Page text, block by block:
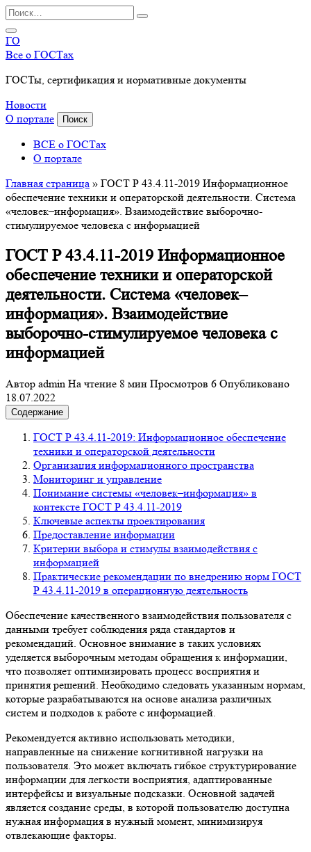
Перейти
к
содержанию
Search
for:
ГО
Все о ГОСТах
ГОСТы, сертификация и нормативные документы
Новости
О портале
Поиск
ВСЕ о ГОСТах
О портале
Главная страница » ГОСТ Р 43.4.11-2019 Информационное
обеспечение техники и операторской деятельности. Система
«человек–информация». Взаимодействие выборочно-
стимулируемое человека с информацией
ГОСТ Р 43.4.11-2019 Информационное
обеспечение техники и операторской
деятельности. Система «человек–
информация». Взаимодействие
выборочно-стимулируемое человека с
информацией
Автор admin На чтение 8 мин Просмотров 6 Опубликовано
18.07.2022
Содержание
ГОСТ Р 43.4.11-2019: Информационное обеспечение
техники и операторской деятельности
Организация информационного пространства
Мониторинг и управление
Понимание системы «человек–информация» в
контексте ГОСТ Р 43.4.11-2019
Ключевые аспекты проектирования
Предоставление информации
Критерии выбора и стимулы взаимодействия с
информацией
Практические рекомендации по внедрению норм ГОСТ
Р 43.4.11-2019 в операционную деятельность
Обеспечение качественного взаимодействия пользователя с
данными требует соблюдения ряда стандартов и
рекомендаций. Основное внимание в таких условиях
уделяется выборочным методам обращения к информации,
что позволяет оптимизировать процесс восприятия и
принятия решений. Необходимо следовать указанным нормам,
которые разрабатываются на основе анализа различных
систем и подходов к работе с информацией.
Рекомендуется активно использовать методики,
направленные на снижение когнитивной нагрузки на
пользователя. Это может включать гибкое структурирование
информации для легкости восприятия, адаптированные
интерфейсы и визуальные подсказки. Основной задачей
является создание среды, в которой пользователю доступна
нужная информация в нужный момент, минимизируя
отвлекающие факторы.